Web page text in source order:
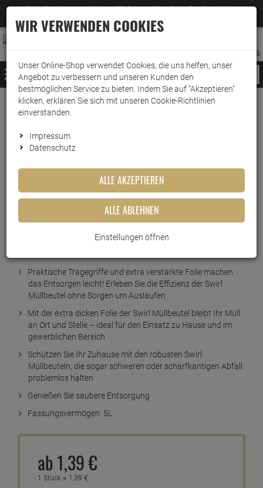
Jetzt für den Newsletter entscheiden und 5% Rabatt auf Ihre nächste Bestellung erhalten
–Zum Newsletter
ANMELDEN
AUFKLAPPEN
MERKZETTEL
WARENKORB:
MENÜ
Weiter einkaufen www.wark24.de Küche & Haushalt
Mülltrennung
Müllbeutel
Swirl Tragegriff Müllbeutel 5 Liter
Swirl Tragegriff Müllbeutel 5
Liter
Artikel-Nummer:10010273
Praktische Tragegriffe und extra verstärkte Folie machen
das Entsorgen leicht! Erleben Sie die Effizienz der Swirl
Müllbeutel ohne Sorgen um Auslaufen
Mit der extra dicken Folie der Swirl Müllbeutel bleibt Ihr Müll
an Ort und Stelle – ideal für den Einsatz zu Hause und im
gewerblichen Bereich
Schützen Sie Ihr Zuhause mit den robusten Swirl
Müllbeuteln, die sogar schweren oder scharfkantigen Abfall
problemlos halten
Genießen Sie saubere Entsorgung
Fassungsvermögen: 5L
ab 1,39€
1 Stück = 1,39 €
WIR VERWENDEN COOKIES
Unser Online-Shop verwendet Cookies, die uns helfen, unser
Angebot zu verbessern und unseren Kunden den
bestmöglichen Service zu bieten. Indem Sie auf "Akzeptieren"
klicken, erklären Sie sich mit unseren Cookie-Richtlinien
einverstanden.
Impressum
Datenschutz
ALLE AKZEPTIEREN
ALLE ABLEHNEN
Einstellungen öffnen